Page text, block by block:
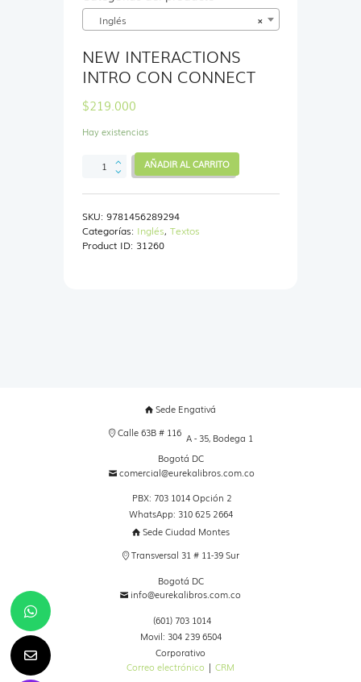
×
Inglés
NEW INTERACTIONS
INTRO CON CONNECT
$219.000
Hay existencias
NEW
INTERACTIONS
INTRO
CONNECT
cantidad
AÑADIR AL CARRITO
SKU: 9781456289294
Categorías: Inglés, Textos
Product ID: 31260
Sede Engativá
Calle 63B # 116 A - 35, Bodega 1
Bogotá DC
comercial@eurekalibros.com.co
PBX: 703 1014 Opción 2
WhatsApp: 310 625 2664
Sede Ciudad Montes
Transversal 31 # 11-39 Sur
Bogotá DC
info@eurekalibros.com.co
(601) 703 1014
Movil: 304 239 6504
Corporativo
Correo electrónico | CRM